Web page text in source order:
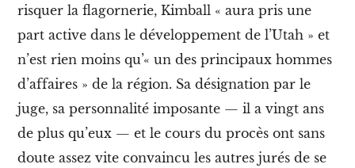
risquer la flagornerie, Kimball « aura pris une
part active dans le développement de l’Utah » et
n’est rien moins qu’« un des principaux hommes
d’affaires » de la région. Sa désignation par le
juge, sa personnalité imposante — il a vingt ans
de plus qu’eux— et le cours du procès ont sans
doute assez vite convaincu les autres jurés de se
’
W
W
:
l
a
l
i